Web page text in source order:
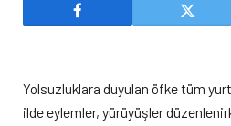
Yolsuzluklara duyulan öfke tüm
ilde eylemler, yürüyüşler